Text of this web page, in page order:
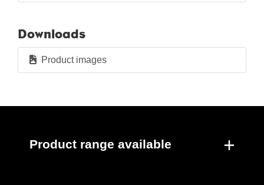
Downloads
Product images
Product range available